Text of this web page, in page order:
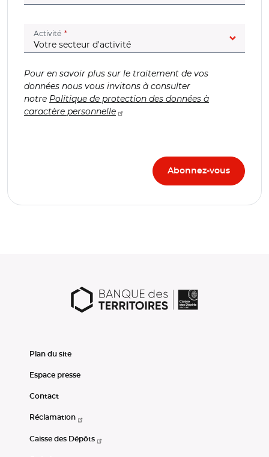
Activité (champ obligatoire)
Pour en savoir plus sur le traitement de vos
données nous vous invitons à consulter
notre Politique de protection des données à
caractère personnelle
Plan du site
Espace presse
Contact
Réclamation
Caisse des Dépôts